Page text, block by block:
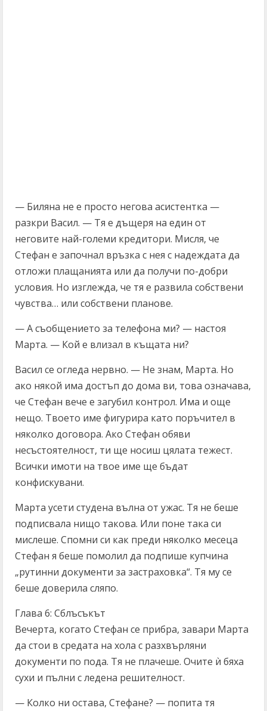
— Биляна не е просто негова асистентка —
разкри Васил. — Тя е дъщеря на един от
неговите най-големи кредитори. Мисля, че
Стефан е започнал връзка с нея с надеждата да
отложи плащанията или да получи по-добри
условия. Но изглежда, че тя е развила собствени
чувства… или собствени планове.
— А съобщението за телефона ми? — настоя
Марта. — Кой е влизал в къщата ни?
Васил се огледа нервно. — Не знам, Марта. Но
ако някой има достъп до дома ви, това означава,
че Стефан вече е загубил контрол. Има и още
нещо. Твоето име фигурира като поръчител в
няколко договора. Ако Стефан обяви
несъстоятелност, ти ще носиш цялата тежест.
Всички имоти на твое име ще бъдат
конфискувани.
Марта усети студена вълна от ужас. Тя не беше
подписвала нищо такова. Или поне така си
мислеше. Спомни си как преди няколко месеца
Стефан я беше помолил да подпише купчина
„рутинни документи за застраховка“. Тя му се
беше доверила сляпо.
Глава 6: Сблъсъкът
Вечерта, когато Стефан се прибра, завари Марта
да стои в средата на хола с разхвърляни
документи по пода. Тя не плачеше. Очите ѝ бяха
сухи и пълни с ледена решителност.
— Колко ни остава, Стефане? — попита тя